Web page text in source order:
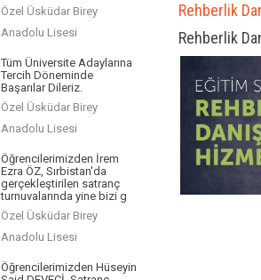
Özel Üsküdar Birey
Anadolu Lisesi
Tüm Üniversite Adaylarına
Tercih Döneminde
Başarılar Dileriz.
Özel Üsküdar Birey
Anadolu Lisesi
Öğrencilerimizden İrem
Ezra ÖZ, Sırbistan'da
gerçekleştirilen satranç
turnuvalarında yine bizi g
Özel Üsküdar Birey
Anadolu Lisesi
Öğrencilerimizden Hüseyin
Rehberlik
Rehberlik